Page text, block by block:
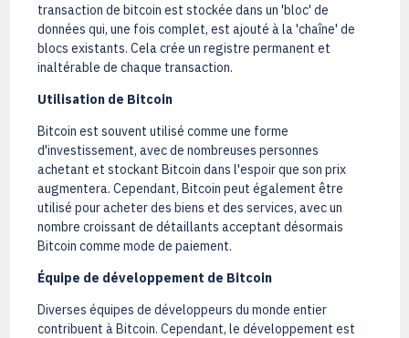
transaction de bitcoin est stockée dans un 'bloc' de
données qui, une fois complet, est ajouté à la 'chaîne' de
blocs existants. Cela crée un registre permanent et
inaltérable de chaque transaction.
Utilisation de Bitcoin
Bitcoin est souvent utilisé comme une forme
d'investissement, avec de nombreuses personnes
achetant et stockant Bitcoin dans l'espoir que son prix
augmentera. Cependant, Bitcoin peut également être
utilisé pour acheter des biens et des services, avec un
nombre croissant de détaillants acceptant désormais
Bitcoin comme mode de paiement.
Équipe de développement de Bitcoin
Diverses équipes de développeurs du monde entier
contribuent à Bitcoin. Cependant, le développement est